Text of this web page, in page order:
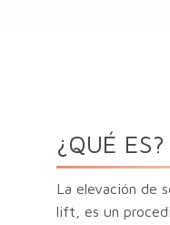
¿QUÉ ES?
La elevación de
lift, es un